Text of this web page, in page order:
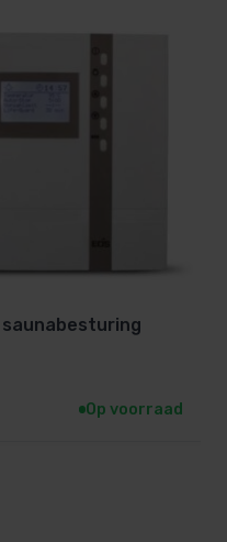
saunabesturing
Op voorraad